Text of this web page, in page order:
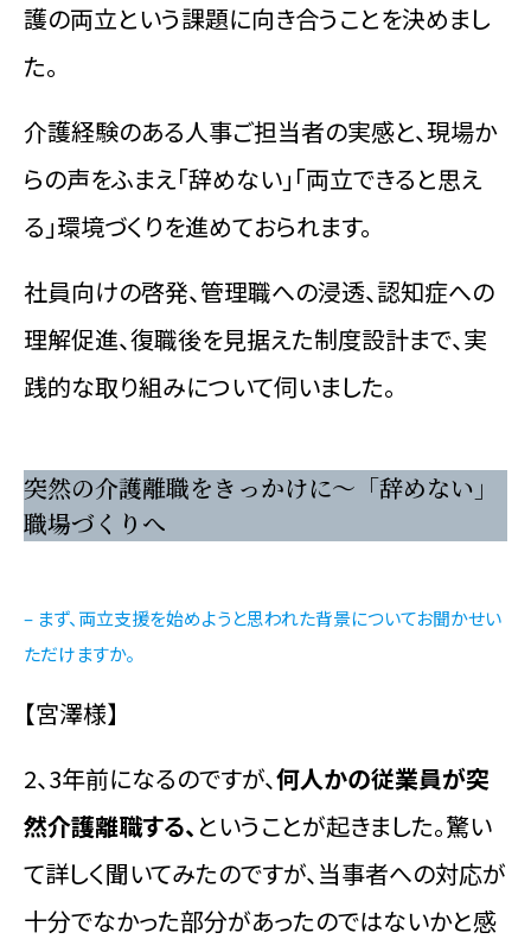
護の両立という課題に向き合うことを決めまし
た。
介護経験のある人事ご担当者の実感と、現場か
らの声をふまえ「辞めない」「両立できると思え
る」環境づくりを進めておられます。
社員向けの啓発、管理職への浸透、認知症への
理解促進、復職後を見据えた制度設計まで、実
践的な取り組みについて伺いました。
突然の介護離職をきっかけに～「辞めない」
職場づくりへ
– まず、両立支援を始めようと思われた背景についてお聞かせい
ただけますか。
【宮澤様】
2、3年前になるのですが、何人かの従業員が突
然介護離職する、 ということが起きました。驚い
て詳しく聞いてみたのですが、当事者への対応が
十分でなかった部分があったのではないかと感